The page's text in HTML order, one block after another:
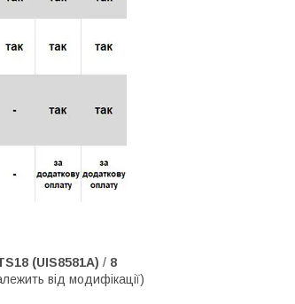
(UIS8581A) / 8
від модифікації)